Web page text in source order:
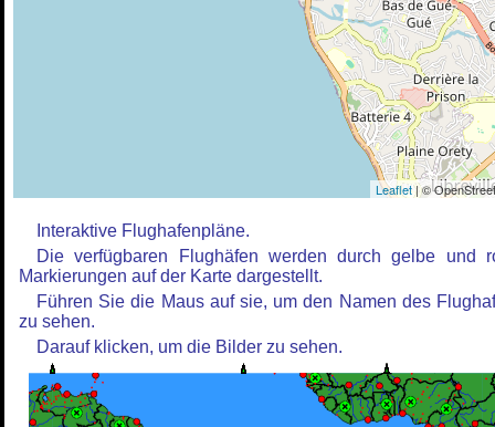
Leaflet| ©
Interaktive Flughafenpläne.
Die verfügbaren Flughäfen werden durch gelbe und
Markierungen auf der Karte dargestellt.
Führen Sie die Maus auf sie, um den Namen des
zu sehen.
Darauf klicken, um die Bilder zu sehen.